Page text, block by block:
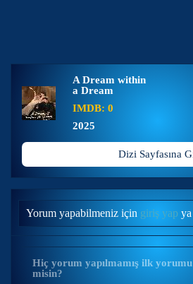
A Dream within
a Dream
IMDB: 0
2025
Dizi Sayfasına
Yorum yapabilmeniz için giriş yap
Hiç yorum yapılmamış ilk
misin?